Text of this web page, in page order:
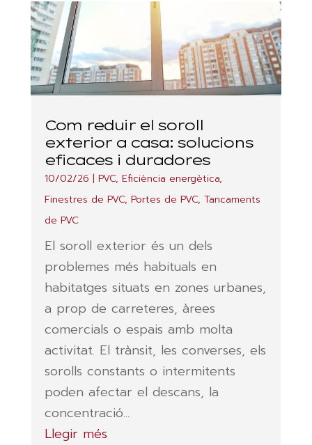
Com reduir el soroll
exterior a casa: solucions
eficaces i duradores
10/02/26 | PVC, Eficiència energètica,
Finestres de PVC, Portes de PVC, Tancaments
de PVC
El soroll exterior és un dels
problemes més habituals en
habitatges situats en zones urbanes,
a prop de carreteres, àrees
comercials o espais amb molta
activitat. El trànsit, les converses, els
sorolls constants o intermitents
poden afectar el descans, la
concentració...
Llegir més